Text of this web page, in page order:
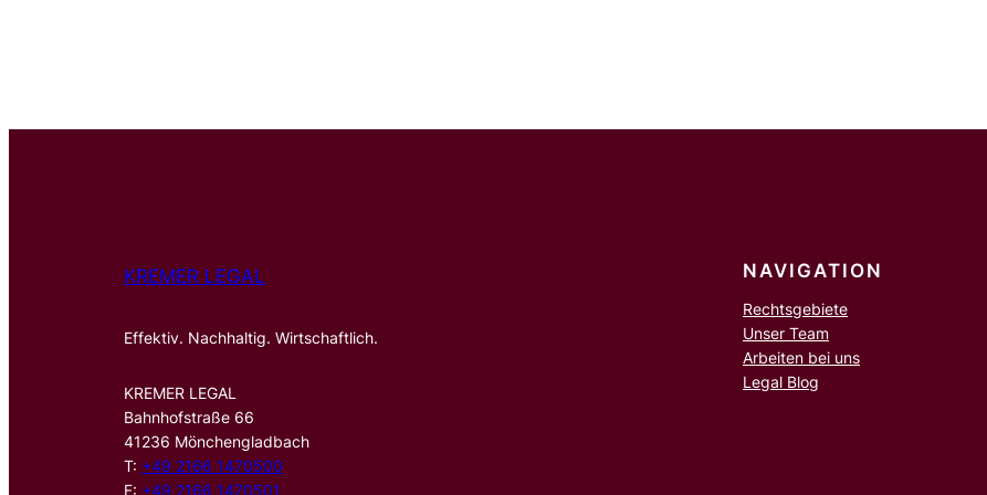
KREMER LEGAL
Effektiv. Nachhaltig. Wirtschaftlich.
KREMER LEGAL
Bahnhofstraße 66
41236 Mönchengladbach
T: +49 2166 1470500
F: +49 2166 1470501
NAVIGATION
Rechtsgebiete
Unser Team
Arbeiten bei uns
Legal Blog